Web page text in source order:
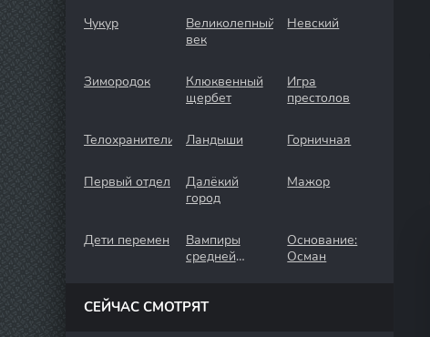
Чукур
Великолепный
век
Невский
Зимородок
Клюквенный
щербет
Игра
престолов
Телохранители Ландыши Горничная
Первый отдел
Далёкий
город
Мажор
Дети перемен
Вампиры
средней
Основание:
Осман
СЕЙЧАС СМОТРЯТ